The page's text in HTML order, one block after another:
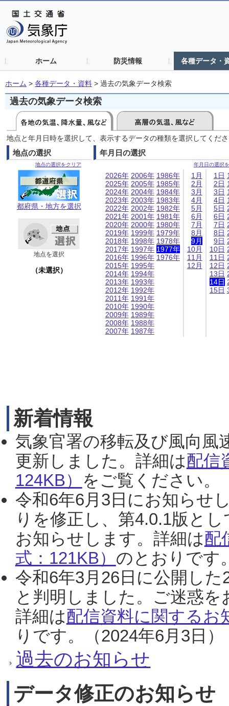
ホーム 防災情報 各種データ・
ホーム > 各種データ・資料 > 過去の気象データ検索
過去の気象データ検索
地点と年月日時を選択して、表示するデータの種類を選択してくだ
地点の選択
地点の選択をクリア
都府県・地方を選択
地点を選択
（未選択）
年月日の選択
年月日の選択
2026年
2025年
2024年
2023年
2022年
2021年
2020年
2019年
2018年
2017年
2016年
2015年
2014年
2013年
2012年
2011年
2010年
2009年
2008年
2007年
2006年
2005年
2004年
2003年
2002年
2001年
2000年
1999年
1998年
1997年
1996年
1995年
1994年
1993年
1992年
1991年
1990年
1989年
1988年
1987年
1986年
1985年
1984年
1983年
1982年
1981年
1980年
1979年
1978年
1977年
1976年
1月
2月
3月
4月
5月
6月
7月
8月
9月
10月
11月
12月
1日
2日
3日
4日
5日
6日
7日
8日
9日
10日
11日
12日
13日
14日
15日
新着情報
気象官署の移転及び風向風
更新しました。詳細は配信
124KB） をご覧ください。
令和6年6月3日にお知らせ
りを修正し、第4.0.1版と
お知らせします。詳細は配
式：121KB） のとおりです
令和6年3月26日に公開し
と判明しました。ご迷惑
詳細は配信資料に関するお
りです。（2024年6月3日）
過去のお知らせ
データ修正のお知らせ